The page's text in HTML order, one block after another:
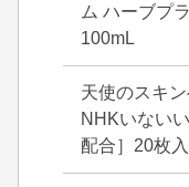
ム ハーブプ
100mL
天使のスキ
NHKいない
配合］20枚入